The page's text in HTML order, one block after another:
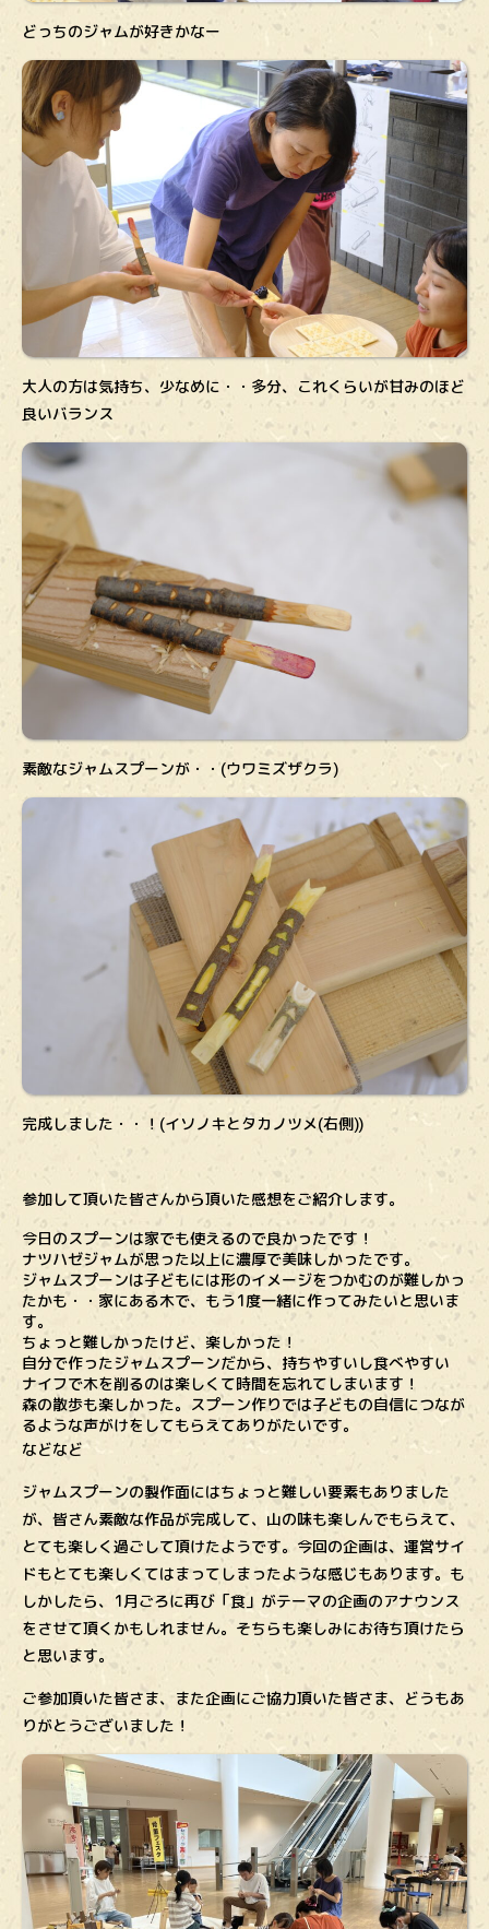
どっちのジャムが好きかなー
大人の方は気持ち、少なめに・・多分、これくらいが甘みのほど
良いバランス
素敵なジャムスプーンが・・(ウワミズザクラ)
完成しました・・！(イソノキとタカノツメ(右側))
参加して頂いた皆さんから頂いた感想をご紹介します。
今日のスプーンは家でも使えるので良かったです！
ナツハゼジャムが思った以上に濃厚で美味しかったです。
ジャムスプーンは子どもには形のイメージをつかむのが難しかっ
たかも・・家にある木で、もう1度一緒に作ってみたいと思いま
す。
ちょっと難しかったけど、楽しかった！
自分で作ったジャムスプーンだから、持ちやすいし食べやすい
ナイフで木を削るのは楽しくて時間を忘れてしまいます！
森の散歩も楽しかった。スプーン作りでは子どもの自信につなが
るような声がけをしてもらえてありがたいです。
などなど
ジャムスプーンの製作面にはちょっと難しい要素もありました
が、皆さん素敵な作品が完成して、山の味も楽しんでもらえて、
とても楽しく過ごして頂けたようです。今回の企画は、運営サイ
ドもとても楽しくてはまってしまったような感じもあります。も
しかしたら、1月ごろに再び「食」がテーマの企画のアナウンス
をさせて頂くかもしれません。そちらも楽しみにお待ち頂けたら
と思います。
ご参加頂いた皆さま、また企画にご協力頂いた皆さま、どうもあ
りがとうございました！